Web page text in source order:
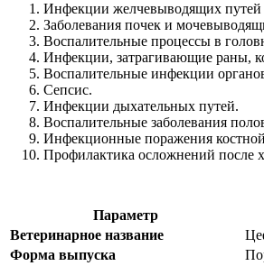
Инфекции желчевыводящих путей
Заболевания почек и
Воспалительные процессы в
Инфекции, затрагивающие раны,
Воспалительные инфекции
Сепсис.
Инфекции дыхательных путей.
Воспалительные заболевания
Инфекционные поражения
Профилактика осложнений после
Параметр
Ветеринарное название
Форма выпуска